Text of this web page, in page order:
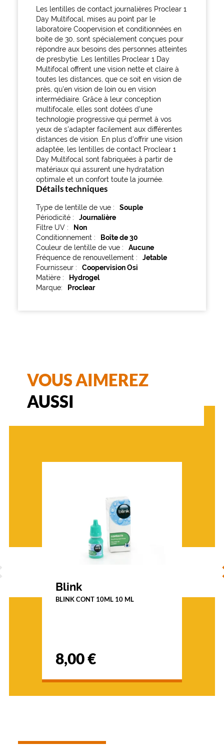
Les lentilles de contact journalières Proclear 1
Day Multifocal, mises au point par le
laboratoire Coopervision et conditionnées en
boite de 30, sont spécialement conçues pour
répondre aux besoins des personnes atteintes
de presbytie. Les lentilles Proclear 1 Day
Multifocal offrent une vision nette et claire à
toutes les distances, que ce soit en vision de
près, qu'en vision de loin ou en vision
intermédiaire. Grâce à leur conception
multifocale, elles sont dotées d'une
technologie progressive qui permet à vos
yeux de s'adapter facilement aux différentes
distances de vision. En plus d'offrir une vision
adaptée, les lentilles de contact Proclear 1
Day Multifocal sont fabriquées à partir de
matériaux qui assurent une hydratation
optimale et un confort toute la journée.
Détails techniques
Type de lentille de vue
Souple
Périodicité
Journalière
Filtre UV
Non
Conditionnement
Boîte de 30
Couleur de lentille de vue
Aucune
Fréquence de renouvellement
Jetable
Fournisseur
Coopervision Osi
Matière
Hydrogel
Marque
Proclear
VOUS AIMEREZ
AUSSI
Blink
BLINK CONT 10ML 10 ML
8,00 €